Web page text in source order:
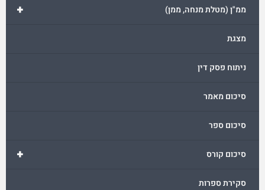
+ ממ"ן (מטלת מנחה, ממן)
מצגת
ניתוח פסק דין
סיכום מאמר
סיכום ספר
+ סיכום קורס
סקירת ספרות